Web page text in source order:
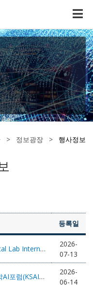
> 정보광장 > 행사정보
등록일
[Glocal Lab Consortium] Glocal Lab International Consortium 2026 개최안내
2026-
07-13
[에이아이프렌즈학회, 한국과학AI포럼(KSAIF)] AI4Sci Korea 2026 - Call for Papers
2026-
06-14